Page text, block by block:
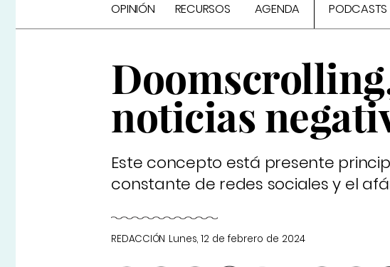
OPINIÓN RECURSOS AGENDA PODCASTS
noticias
Este concepto está presente
constante de redes sociales y el
REDACCIÓN Lunes, 12 de febrero de 2024